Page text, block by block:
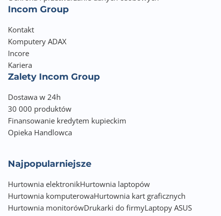
Incom Group
Kontakt
Komputery ADAX
Incore
Kariera
Zalety Incom Group
Dostawa w 24h
30 000 produktów
Finansowanie kredytem kupieckim
Opieka Handlowca
Najpopularniejsze
Hurtownia elektronikHurtownia laptopów
Hurtownia komputerowaHurtownia kart graficznych
Hurtownia monitorówDrukarki do firmyLaptopy ASUS